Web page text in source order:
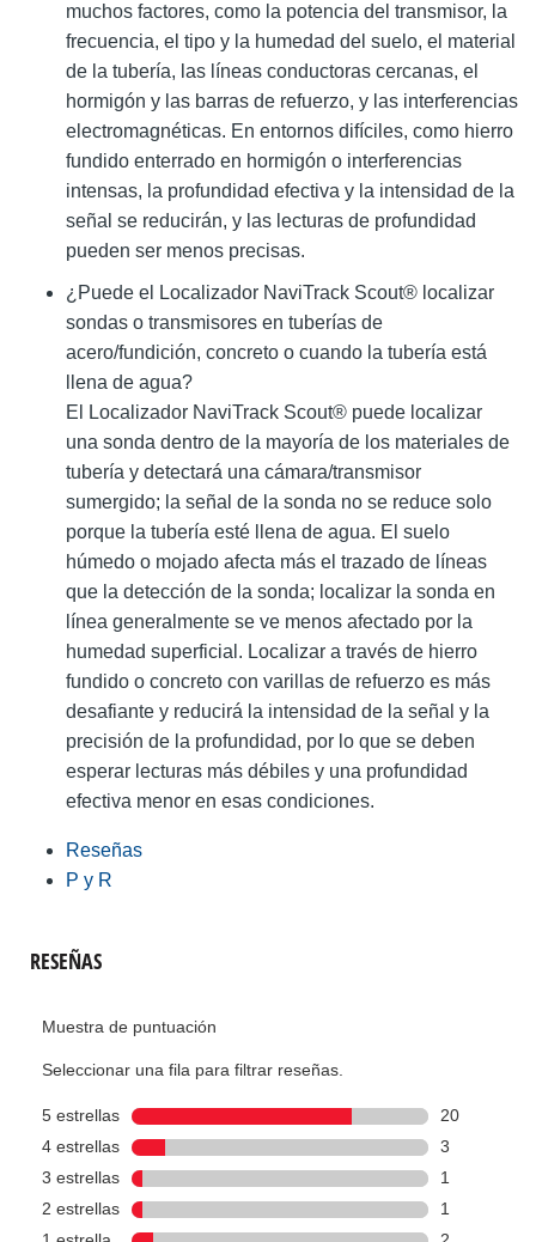
muchos factores, como la potencia del transmisor, la
frecuencia, el tipo y la humedad del suelo, el material
de la tubería, las líneas conductoras cercanas, el
hormigón y las barras de refuerzo, y las interferencias
electromagnéticas. En entornos difíciles, como hierro
fundido enterrado en hormigón o interferencias
intensas, la profundidad efectiva y la intensidad de la
señal se reducirán, y las lecturas de profundidad
pueden ser menos precisas.
¿Puede el Localizador NaviTrack Scout® localizar
sondas o transmisores en tuberías de
acero/fundición, concreto o cuando la tubería está
llena de agua?
El Localizador NaviTrack Scout® puede localizar
una sonda dentro de la mayoría de los materiales de
tubería y detectará una cámara/transmisor
sumergido; la señal de la sonda no se reduce solo
porque la tubería esté llena de agua. El suelo
húmedo o mojado afecta más el trazado de líneas
que la detección de la sonda; localizar la sonda en
línea generalmente se ve menos afectado por la
humedad superficial. Localizar a través de hierro
fundido o concreto con varillas de refuerzo es más
desafiante y reducirá la intensidad de la señal y la
precisión de la profundidad, por lo que se deben
esperar lecturas más débiles y una profundidad
efectiva menor en esas condiciones.
Reseñas
P y R